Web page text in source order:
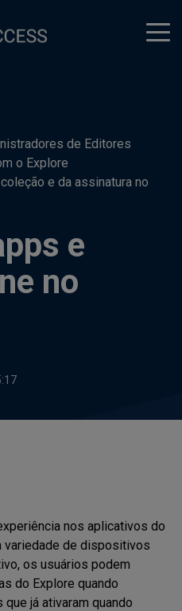
de Editores
o Explore
e da assinatura no
e
no
nos aplicativos do
variedade de dispositivos
os usuários podem
do Explore quando
já ativaram quando